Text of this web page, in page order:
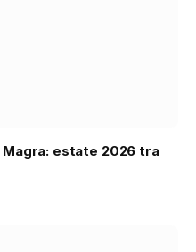
Magra: estate 2026 tra